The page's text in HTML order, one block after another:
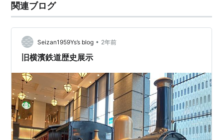
店のいくつかが、オリジナルステッカーの対象店となっ
ています。 いくつか…
関連ブログ
Seizan1959Ys’s blog • 2年前
旧横濱鉄道歴史展示